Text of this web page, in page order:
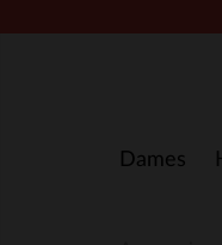
Dames